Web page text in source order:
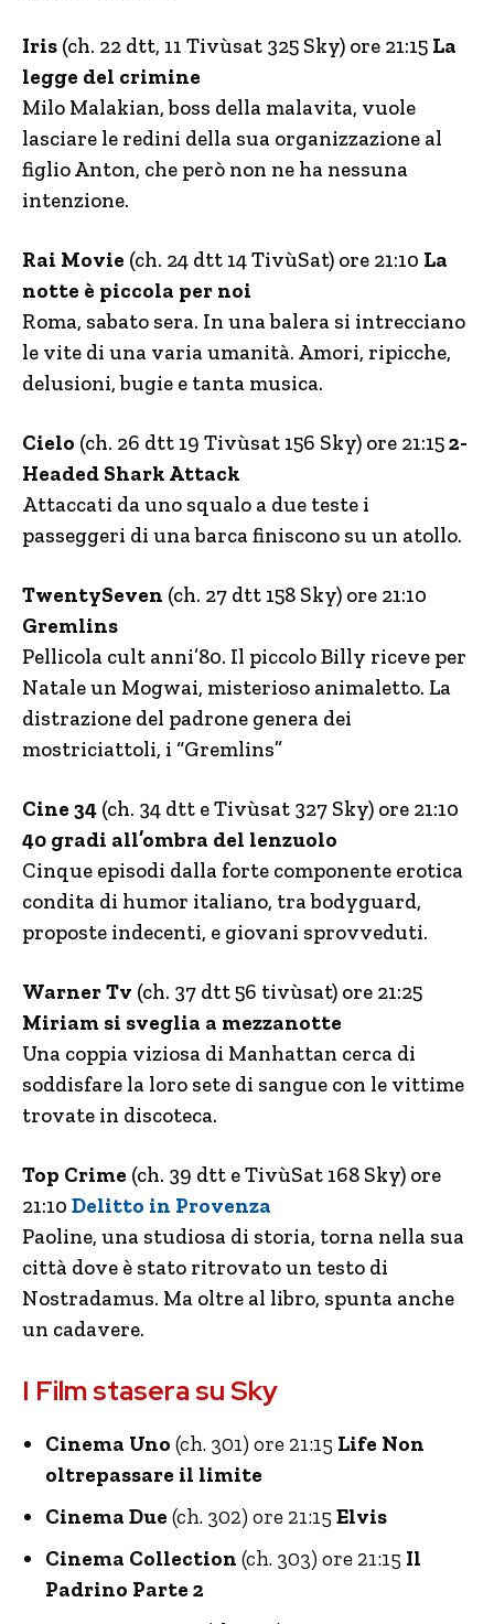
Iris (ch. 22 dtt, 11 Tivùsat 325 Sky) ore 21:15 La
legge del crimine
Milo Malakian, boss della malavita, vuole
lasciare le redini della sua organizzazione al
figlio Anton, che però non ne ha nessuna
intenzione.
Rai Movie (ch. 24 dtt 14 TivùSat) ore 21:10 La
notte è piccola per noi
Roma, sabato sera. In una balera si intrecciano
le vite di una varia umanità. Amori, ripicche,
delusioni, bugie e tanta musica.
Cielo (ch. 26 dtt 19 Tivùsat 156 Sky) ore 21:152-
Headed Shark Attack
Attaccati da uno squalo a due teste i
passeggeri di una barca finiscono su un atollo.
TwentySeven (ch. 27 dtt 158 Sky) ore 21:10
Gremlins
Pellicola cult anni’80. Il piccolo Billy riceve per
Natale un Mogwai, misterioso animaletto. La
distrazione del padrone genera dei
mostriciattoli, i “Gremlins”
Cine 34 (ch. 34 dtt e Tivùsat 327 Sky) ore 21:10
40 gradi all’ombra del lenzuolo
Cinque episodi dalla forte componente erotica
condita di humor italiano, tra bodyguard,
proposte indecenti, e giovani sprovveduti.
Warner Tv (ch. 37 dtt 56 tivùsat) ore 21:25
Miriam si sveglia a mezzanotte
Una coppia viziosa di Manhattan cerca di
soddisfare la loro sete di sangue con le vittime
trovate in discoteca.
Top Crime (ch. 39 dtt e TivùSat 168 Sky) ore
21:10 Delitto in Provenza
Paoline, una studiosa di storia, torna nella sua
città dove è stato ritrovato un testo di
Nostradamus. Ma oltre al libro, spunta anche
un cadavere.
I Film stasera su Sky
Cinema Uno (ch. 301) ore 21:15 Life Non
oltrepassare il limite
Cinema Due (ch. 302) ore 21:15 Elvis
Cinema Collection (ch. 303) ore 21:15 Il
Padrino Parte 2